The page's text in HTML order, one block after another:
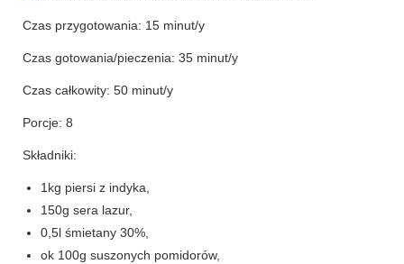
zapiekanki
chleby
sosy i pasty
specjalne okazje
na imprezę
Czas przygotowania: 15 minut/y
Czas gotowania/pieczenia: 35 minut/y
Czas całkowity: 50 minut/y
Porcje: 8
Składniki:
1kg piersi z indyka,
150g sera lazur,
0,5l śmietany 30%,
ok 100g suszonych pomidorów,